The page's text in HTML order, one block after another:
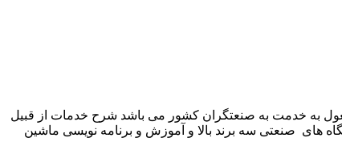
زیمنس المان می باشد مشغول به خدمت به صنعتگران کشور می باشد شرح خدمات از قبیل
های صنعتی سه برند بالا و آموزش و برنامه نویسی ماشین